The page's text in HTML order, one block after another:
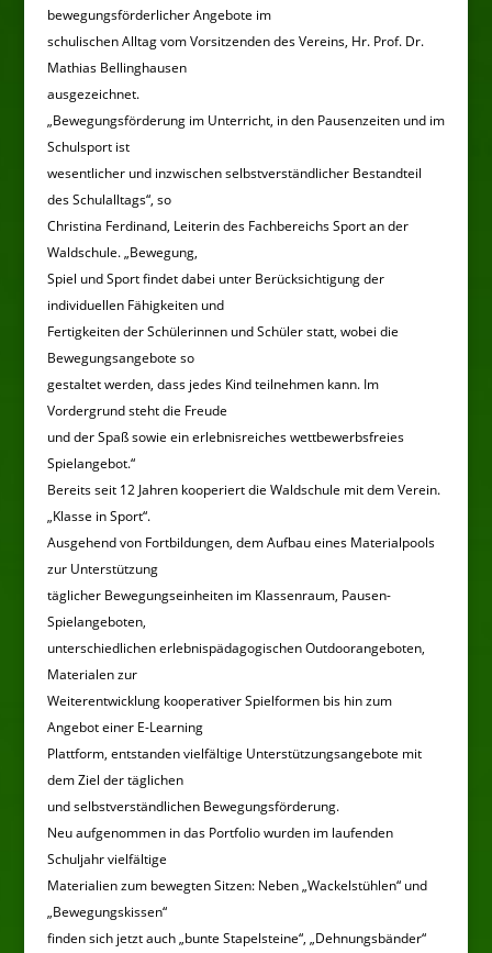
bewegungsförderlicher Angebote im
schulischen Alltag vom Vorsitzenden des Vereins, Hr. Prof. Dr.
Mathias Bellinghausen
ausgezeichnet.
„Bewegungsförderung im Unterricht, in den Pausenzeiten und im
Schulsport ist
wesentlicher und inzwischen selbstverständlicher Bestandteil
des Schulalltags“, so
Christina Ferdinand, Leiterin des Fachbereichs Sport an der
Waldschule. „Bewegung,
Spiel und Sport findet dabei unter Berücksichtigung der
individuellen Fähigkeiten und
Fertigkeiten der Schülerinnen und Schüler statt, wobei die
Bewegungsangebote so
gestaltet werden, dass jedes Kind teilnehmen kann. Im
Vordergrund steht die Freude
und der Spaß sowie ein erlebnisreiches wettbewerbsfreies
Spielangebot.“
Bereits seit 12 Jahren kooperiert die Waldschule mit dem Verein.
„Klasse in Sport“.
Ausgehend von Fortbildungen, dem Aufbau eines Materialpools
zur Unterstützung
täglicher Bewegungseinheiten im Klassenraum, Pausen-
Spielangeboten,
unterschiedlichen erlebnispädagogischen Outdoorangeboten,
Materialen zur
Weiterentwicklung kooperativer Spielformen bis hin zum
Angebot einer E-Learning
Plattform, entstanden vielfältige Unterstützungsangebote mit
dem Ziel der täglichen
und selbstverständlichen Bewegungsförderung.
Neu aufgenommen in das Portfolio wurden im laufenden
Schuljahr vielfältige
Materialien zum bewegten Sitzen: Neben „Wackelstühlen“ und
„Bewegungskissen“
finden sich jetzt auch „bunte Stapelsteine“, „Dehnungsbänder“